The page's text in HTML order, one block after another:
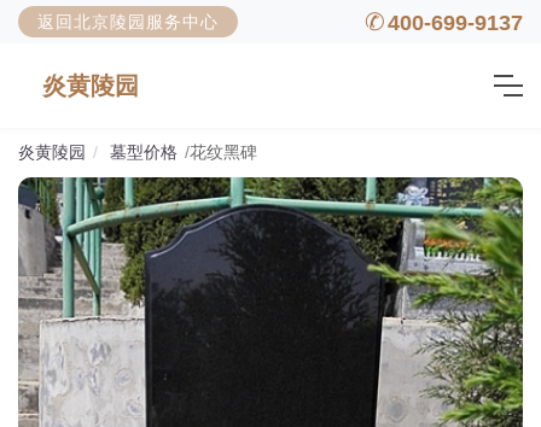
返回北京陵园服务中心 400-699-9137
炎黄陵园
炎黄陵园 墓型价格 花纹黑碑